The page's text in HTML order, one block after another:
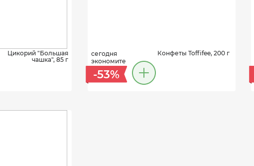
Цикорий "Большая
чашка", 85 г
сегодня
экономите
-53%
Конфеты Toffifee, 200 г